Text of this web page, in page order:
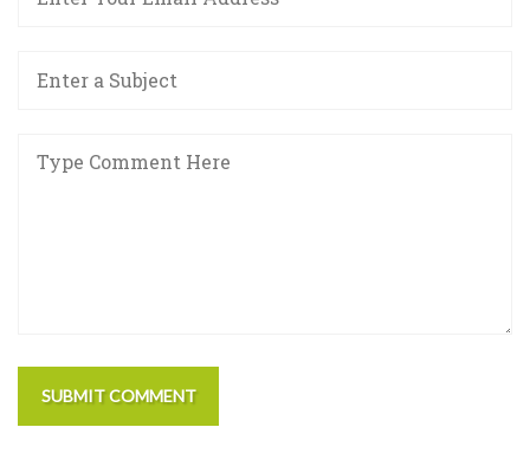
SUBMIT COMMENT